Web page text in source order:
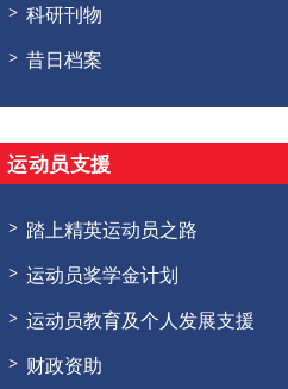
科研刊物
昔日档案
运动员支援
踏上精英运动员之路
运动员奖学金计划
运动员教育及个人发展支援
财政资助